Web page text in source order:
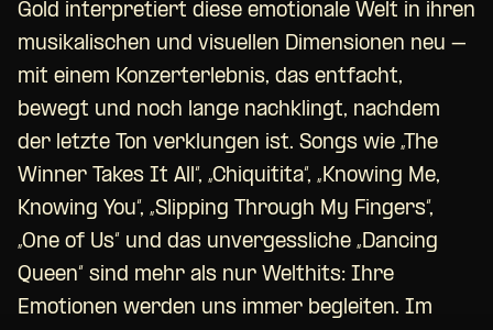
Gold interpretiert diese emotionale Welt in ihren
musikalischen und visuellen Dimensionen neu –
mit einem Konzerterlebnis, das entfacht,
bewegt und noch lange nachklingt, nachdem
der letzte Ton verklungen ist. Songs wie „The
Winner Takes It All“, „Chiquitita“, „Knowing Me,
Knowing You“, „Slipping Through My Fingers“,
„One of Us“ und das unvergessliche „Dancing
Queen“ sind mehr als nur Welthits: Ihre
Emotionen werden uns immer begleiten. Im